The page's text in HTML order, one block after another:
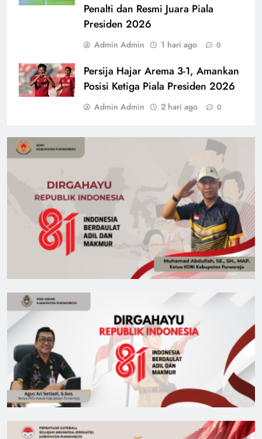
Penalti dan Resmi Juara Piala
Presiden 2026
Admin Admin 1 hari ago 0
Persija Hajar Arema 3-1, Amankan
Posisi Ketiga Piala Presiden 2026
Admin Admin 2 hari ago 0